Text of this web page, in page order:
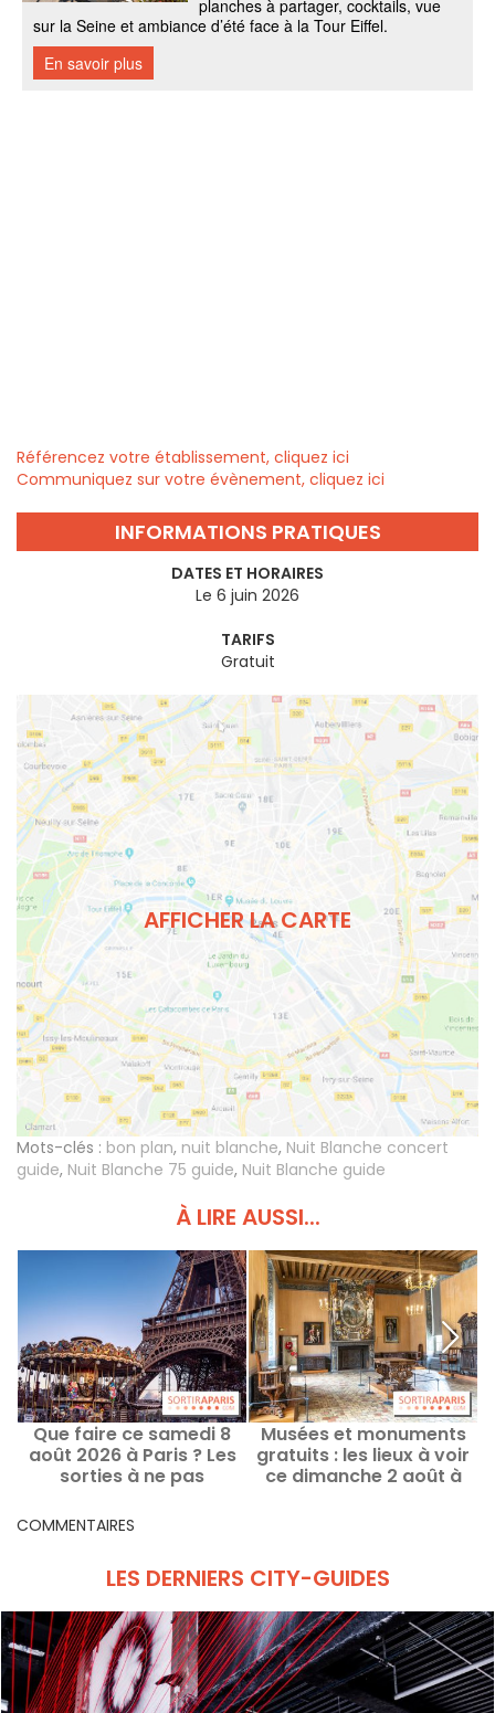
Référencez votre établissement, cliquez ici
Communiquez sur votre évènement, cliquez ici
INFORMATIONS PRATIQUES
DATES ET HORAIRES
Le 6 juin 2026
TARIFS
Gratuit
AFFICHER LA CARTE
Mots-clés : bon plan, nuit blanche, Nuit Blanche concert
guide, Nuit Blanche 75 guide, Nuit Blanche guide
À LIRE AUSSI...
Que faire ce samedi 8
août 2026 à Paris ? Les
sorties à ne pas
Musées et monuments
gratuits : les lieux à voir
ce dimanche 2 août à
COMMENTAIRES
LES DERNIERS CITY-GUIDES